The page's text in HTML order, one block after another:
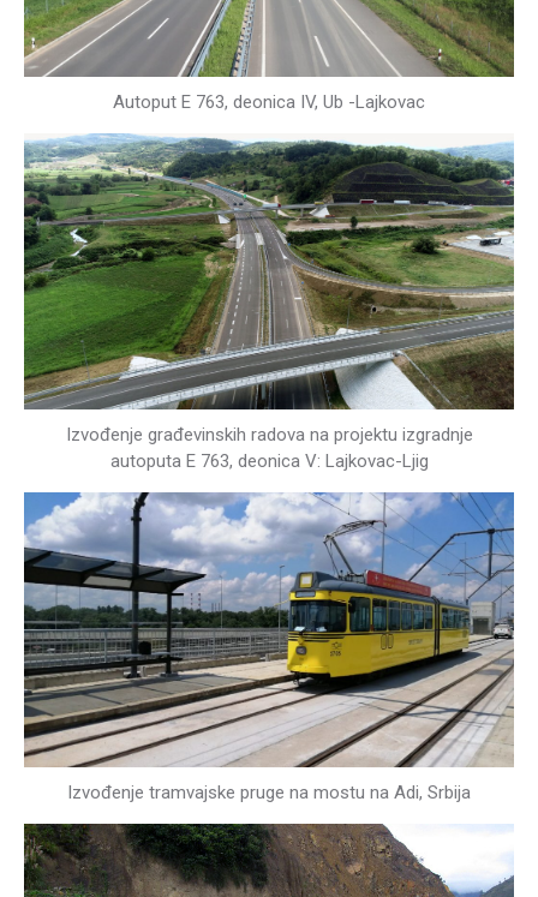
Autoput E 763, deonica IV, Ub -Lajkovac
Izvođenje građevinskih radova na projektu izgradnje
autoputa E 763, deonica V: Lajkovac-Ljig
Izvođenje tramvajske pruge na mostu na Adi, Srbija